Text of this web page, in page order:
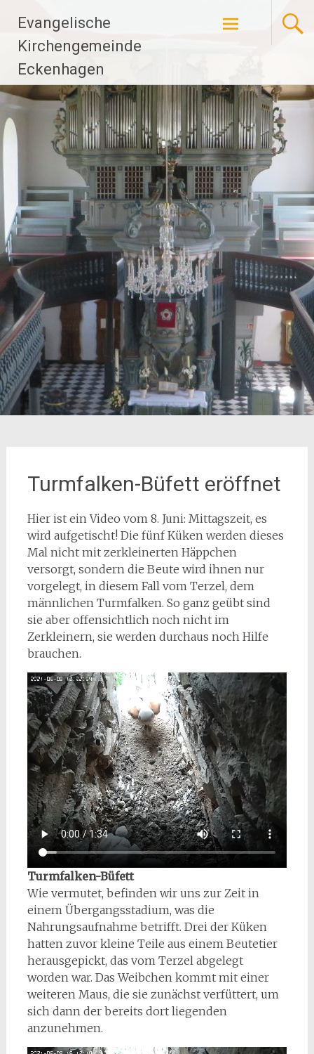
Inhalt
springen
Evangelische
Kirchengemeinde
Eckenhagen
Turmfalken-Büfett eröffnet
Hier ist ein Video vom 8. Juni: Mittagszeit, es
wird aufgetischt! Die fünf Küken werden dieses
Mal nicht mit zerkleinerten Häppchen
versorgt, sondern die Beute wird ihnen nur
vorgelegt, in diesem Fall vom Terzel, dem
männlichen Turmfalken. So ganz geübt sind
sie aber offensichtlich noch nicht im
Zerkleinern, sie werden durchaus noch Hilfe
brauchen.
Turmfalken-Büfett
Wie vermutet, befinden wir uns zur Zeit in
einem Übergangsstadium, was die
Nahrungsaufnahme betrifft. Drei der Küken
hatten zuvor kleine Teile aus einem Beutetier
herausgepickt, das vom Terzel abgelegt
worden war. Das Weibchen kommt mit einer
weiteren Maus, die sie zunächst verfüttert, um
sich dann der bereits dort liegenden
anzunehmen.